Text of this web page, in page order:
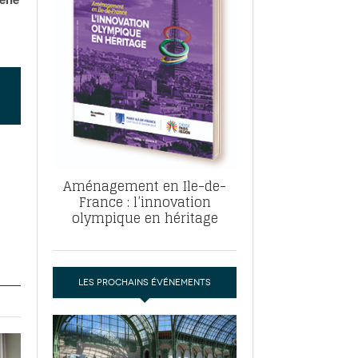
un
ABF, ZAC : F. Vauglin détaille sa
pour l’urbanisme parisien- 17
de la tech et de la finance
de la location de luxe-
Aménagement en Ile-de-
France : l’innovation
olympique en héritage
LES PROCHAINS ÉVÉNEMENTS